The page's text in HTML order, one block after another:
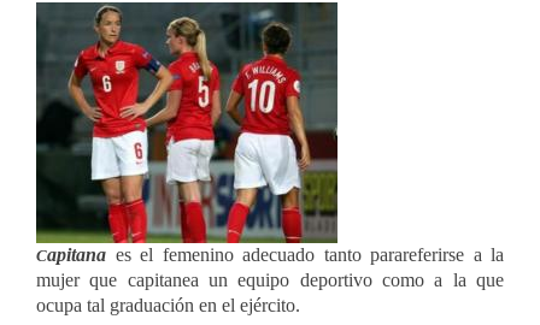
Capitana es el femenino adecuado tanto parareferirse a la
mujer que capitanea un equipo deportivo como a la que
ocupa tal graduación en el ejército.